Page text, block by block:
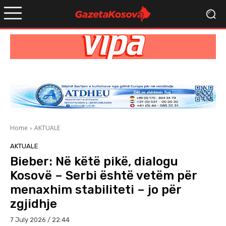
Home AKTUALE
AKTUALE
Bieber: Në këtë pikë, dialogu
Kosovë – Serbi është vetëm për
menaxhim stabiliteti – jo për
zgjidhje
7 July 2026 / 22:44